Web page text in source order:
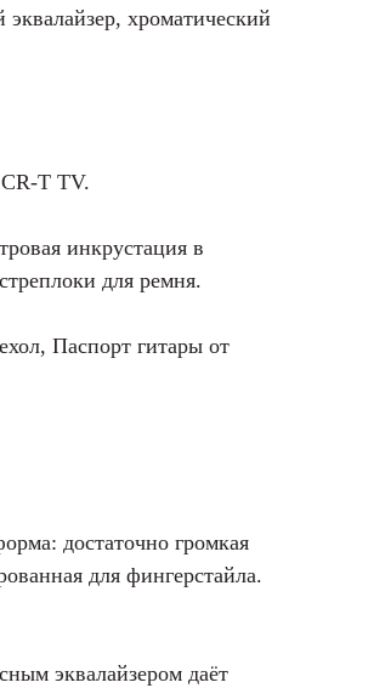
хроматический
T TV.
инкрустация в
для ремня.
Паспорт гитары от
достаточно громкая
для фингерстайла.
эквалайзером даёт